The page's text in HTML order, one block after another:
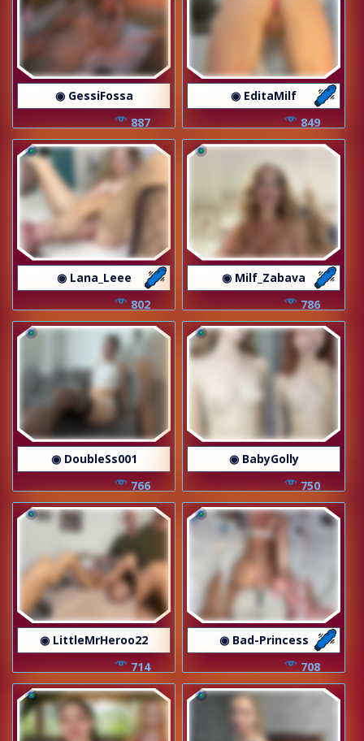
◉ GessiFossa
887
◉ EditaMilf
849
◉ Lana_Leee
802
◉ Milf_Zabava
786
◉ DoubleSs001
766
◉ BabyGolly
750
◉ LittleMrHeroo22
714
◉ Bad-Princess
708